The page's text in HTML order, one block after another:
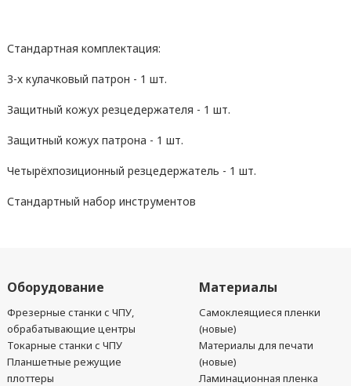
Стандартная комплектация:
3-х кулачковый патрон - 1 шт.
Защитный кожух резцедержателя - 1 шт.
Защитный кожух патрона - 1 шт.
Четырёхпозиционный резцедержатель - 1 шт.
Стандартный набор инструментов
Оборудование
Фрезерные станки с ЧПУ,
обрабатывающие центры
Токарные станки с ЧПУ
Планшетные режущие
плоттеры
Материалы
Самоклеящиеся пленки
(новые)
Материалы для печати
(новые)
Ламинационная пленка